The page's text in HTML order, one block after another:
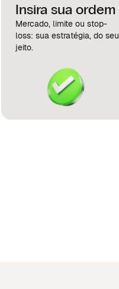
Insira sua ordem
Mercado, limite ou stop-
loss: sua estratégia, do seu
jeito.